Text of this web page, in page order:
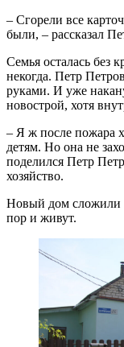
– Сгорели все
были, – рассказал
Семья осталась без
некогда. Петр
руками. И уже
новострой, хотя
– Я ж после пожара
детям. Но она не
поделился Петр
хозяйство.
Новый дом сложили
пор и живут.